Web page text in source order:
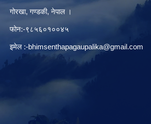
गोरखा, गण्डकी, नेपाल ।
फोन:-९८५६०१००४५
इमेल :-bhimsenthapagaupalika@gmail.com